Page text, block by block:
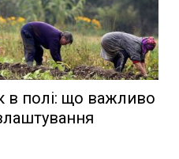
в полі: що важливо